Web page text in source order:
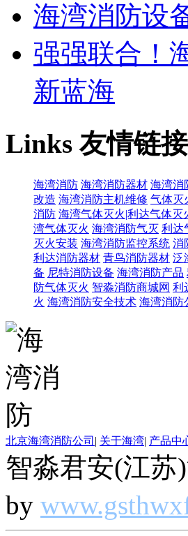
海湾消防设
强强联合！
新蓝海
Links友情链接
海湾消防 海湾消防器材 海湾消
改造 海湾消防主机维修 气体灭
消防 海湾气体灭火|利达气体灭
湾气体灭火 海湾消防气灭 利达
灭火安装 海湾消防监控系统 消
利达消防器材 青鸟消防器材 泛
备 尼特消防设备 海湾消防产品
防气体灭火 智淼消防商城网 利
火 海湾消防安全技术 海湾消防
北京海湾消防公司 | 关于海湾| 产品中
智淼君安(江苏
by